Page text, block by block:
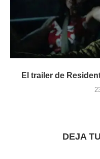
El trailer de
DEJA